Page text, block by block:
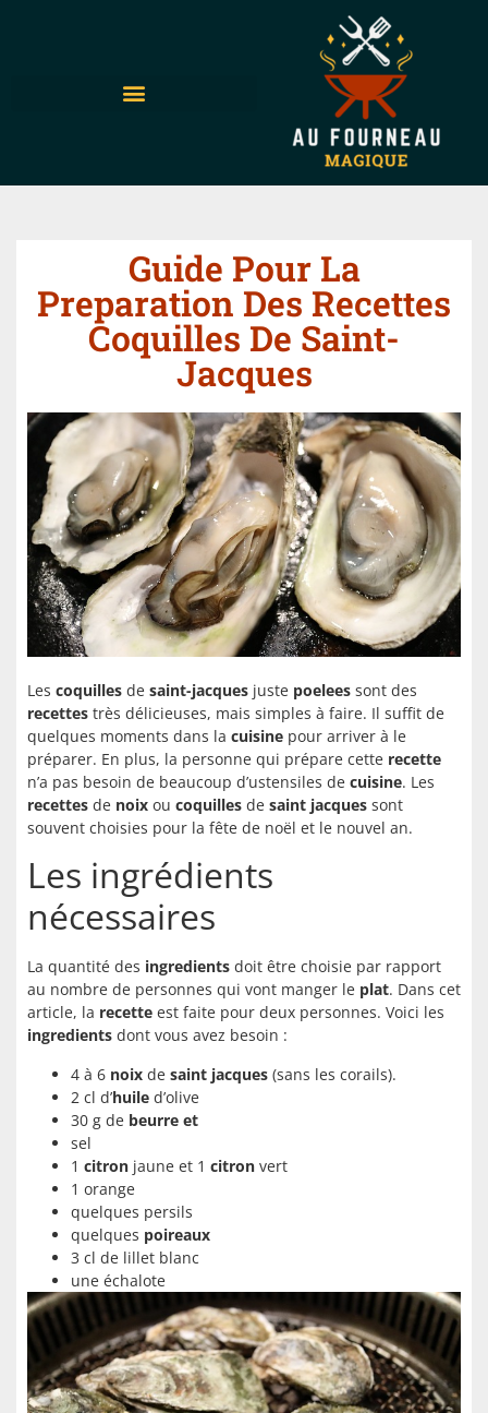
Guide Pour La
Preparation Des Recettes
Coquilles De Saint-
Jacques
Les coquilles de saint-jacques juste poelees sont des
recettes très délicieuses, mais simples à faire. Il suffit de
quelques moments dans la cuisine pour arriver à le
préparer. En plus, la personne qui prépare cette recette
n’a pas besoin de beaucoup d’ustensiles de cuisine. Les
recettes de noix ou coquilles de saint jacques sont
souvent choisies pour la fête de noël et le nouvel an.
Les ingrédients
nécessaires
La quantité des ingredients doit être choisie par rapport
au nombre de personnes qui vont manger le plat. Dans cet
article, la recette est faite pour deux personnes. Voici les
ingredients dont vous avez besoin :
4 à 6 noix de saint jacques (sans les corails).
2 cl d’huile d’olive
30 g de beurre et
sel
1 citron jaune et 1 citron vert
1 orange
quelques persils
quelques poireaux
3 cl de lillet blanc
une échalote